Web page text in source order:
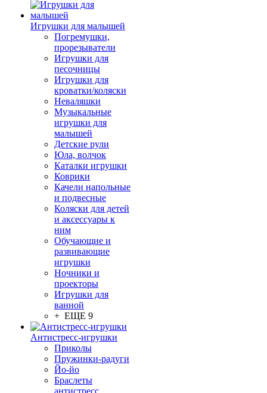
Игрушки для малышей
Погремушки,
прорезыватели
Игрушки для
песочницы
Игрушки для
кроватки/коляски
Неваляшки
Музыкальные
игрушки для
малышей
Детские рули
Юла, волчок
Каталки игрушки
Коврики
Качели напольные
и подвесные
Коляски для детей
и аксессуары к
ним
Обучающие и
развивающие
игрушки
Ночники и
проекторы
Игрушки для
ванной
+ ЕЩЕ 9
Антистресс-игрушки
Приколы
Пружинки-радуги
Йо-йо
Браслеты
антистресс